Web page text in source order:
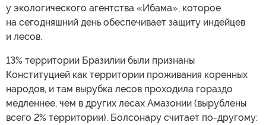
у экологического агентства «Ибама», которое
на сегодняшний день обеспечивает защиту индейцев
и лесов.
13% территории Бразилии были признаны
Конституцией как территории проживания коренных
народов, и там вырубка лесов проходила гораздо
медленнее, чем в других лесах Амазонии (вырублены
всего 2% территории). Болсонару считает по-другому: